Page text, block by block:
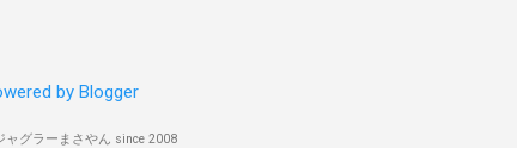
屈だが、脚の下を通し切らないまま投げてしまうとキャッチで
。 はじめは、皿を脚の下を通し切ったことを確認してから、...
、現時点でのスティックの重心に鉛筆などで 印をつけておきま
by Blogger
ャグラーまさやん since 2008